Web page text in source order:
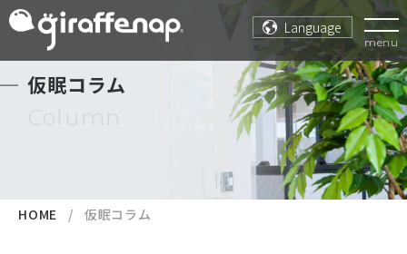
Language
menu
仮眠コラム
Column
HOME 仮眠コラム